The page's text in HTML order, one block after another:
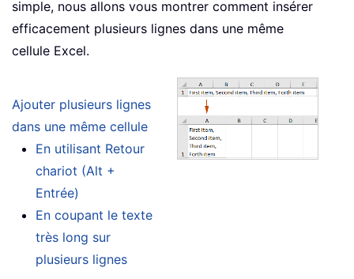
simple, nous allons vous montrer comment insérer
efficacement plusieurs lignes dans une même
cellule Excel.
Ajouter plusieurs lignes
dans une même cellule
En utilisant Retour
chariot (Alt +
Entrée)
En coupant le texte
très long sur
plusieurs lignes